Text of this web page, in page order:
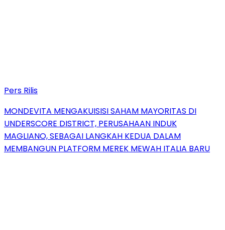
Pers Rilis
MONDEVITA MENGAKUISISI SAHAM MAYORITAS DI
UNDERSCORE DISTRICT, PERUSAHAAN INDUK
MAGLIANO, SEBAGAI LANGKAH KEDUA DALAM
MEMBANGUN PLATFORM MEREK MEWAH ITALIA BARU